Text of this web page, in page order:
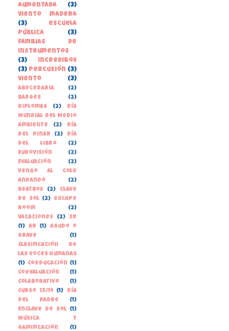
Aumentada
(3)
Viento madera
(3)
escuela
pública
(3)
familias de
instrumentos
(3)
incredibox
(3) percusión (3)
viento
(3)
Abecedaria
(2)
Badges
(2)
Diplomas
(2)
Día
Mundial del Medio
Ambiente
(2)
Día
del Pinar
(2)
Día
del libro
(2)
Eurovisión
(2)
Evaluación
(2)
Vengo al cole
andando
(2)
beatbox
(2)
clave
de sol (2)
escape
room
(2)
vacaciones
(2)
3D
(1)
AR (1)
Agudo o
grave
(1)
Clasificación de
las voces humanas
(1) Coeducación (1)
Coevaluación
(1)
Colaborativo
(1)
Curso 13/14
(1)
Día
del Padre
(1)
Enclave de Sol
(1)
Música y
gamificación
(1)